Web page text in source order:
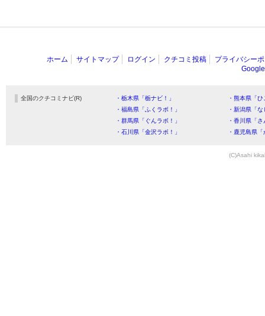
ホーム サイトマップ ログイン クチコミ投稿
プライバシー
全国のクチコミナビ(R) ・栃木県「栃ナビ！」
・熊本県「
・福島県「ふくラボ！」
・新潟県「
・群馬県「ぐんラボ！」
・香川県「
・石川県「金沢ラボ！」
・鹿児島県
(C)Asahi